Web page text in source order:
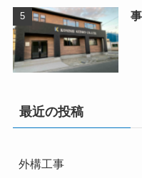
最近の投稿
外構工事